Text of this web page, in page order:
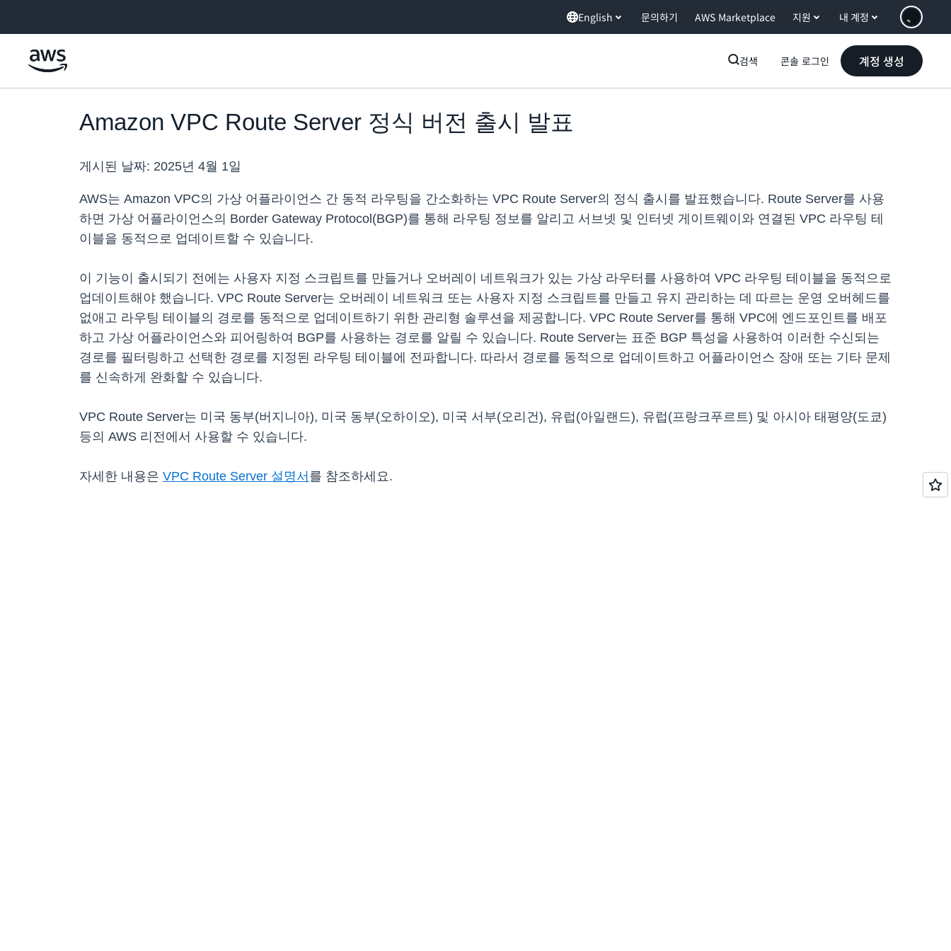
English 문의하기 AWS Marketplace 지원 내 계정
검색 콘솔 로그인 계정 생성
Amazon VPC Route Server 정식 버전 출시 발표
게시된 날짜: 2025년 4월 1일
AWS는 Amazon VPC의 가상 어플라이언스 간 동적 라우팅을 간소화하는 VPC Route Server의 정식 출시를 발표했습니다. Route Server를 사용
하면 가상 어플라이언스의 Border Gateway Protocol(BGP)를 통해 라우팅 정보를 알리고 서브넷 및 인터넷 게이트웨이와 연결된 VPC 라우팅 테
이블을 동적으로 업데이트할 수 있습니다.
이 기능이 출시되기 전에는 사용자 지정 스크립트를 만들거나 오버레이 네트워크가 있는 가상 라우터를 사용하여 VPC 라우팅 테이블을 동적으로
업데이트해야 했습니다. VPC Route Server는 오버레이 네트워크 또는 사용자 지정 스크립트를 만들고 유지 관리하는 데 따르는 운영 오버헤드를
없애고 라우팅 테이블의 경로를 동적으로 업데이트하기 위한 관리형 솔루션을 제공합니다. VPC Route Server를 통해 VPC에 엔드포인트를 배포
하고 가상 어플라이언스와 피어링하여 BGP를 사용하는 경로를 알릴 수 있습니다. Route Server는 표준 BGP 특성을 사용하여 이러한 수신되는
경로를 필터링하고 선택한 경로를 지정된 라우팅 테이블에 전파합니다. 따라서 경로를 동적으로 업데이트하고 어플라이언스 장애 또는 기타 문제
를 신속하게 완화할 수 있습니다.
VPC Route Server는 미국 동부(버지니아), 미국 동부(오하이오), 미국 서부(오리건), 유럽(아일랜드), 유럽(프랑크푸르트) 및 아시아 태평양(도쿄)
등의 AWS 리전에서 사용할 수 있습니다.
자세한 내용은 VPC Route Server 설명서 를 참조하세요.